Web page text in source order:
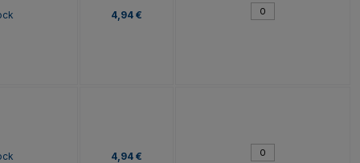
4,94 €
4,94 €